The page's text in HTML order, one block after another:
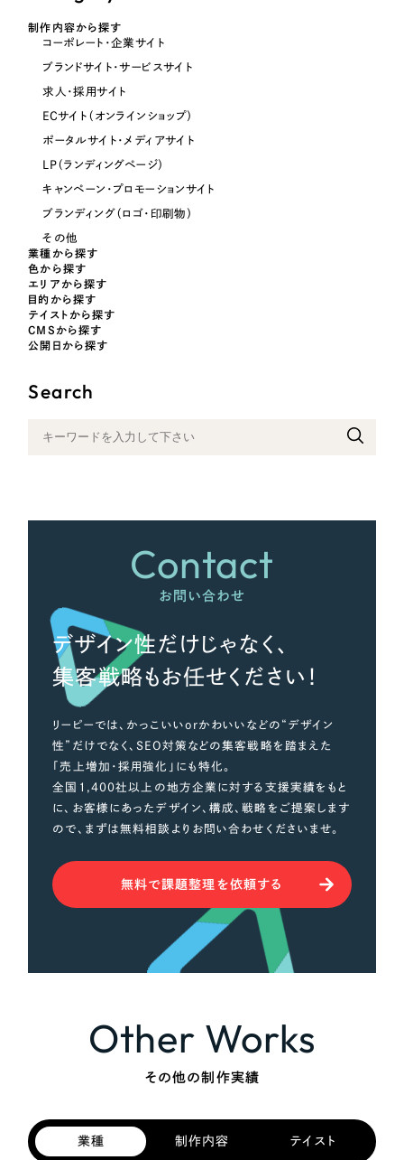
オレンジ・橙色
イエロー・黄色
ピンク・桃色
カラフル・多色
制作内容から探す
コーポレート・企業サイト
ブランドサイト・サービスサイト
求人・採用サイト
ECサイト（オンラインショップ）
ポータルサイト・メディアサイト
LP（ランディングページ）
キャンペーン・プロモーションサイト
ブランディング（ロゴ・印刷物）
その他
業種から探す
色から探す
エリアから探す
目的から探す
テイストから探す
CMSから探す
公開日から探す
Search
Contact
お問い合わせ
デザイン性だけじゃなく、
集客戦略もお任せください！
リーピーでは、かっこいいorかわいいなどの“デザイン
性”だけでなく、SEO対策などの集客戦略を踏まえた
「売上増加・採用強化」にも特化。
全国1,400社以上の地方企業に対する支援実績をもと
に、お客様にあったデザイン、構成、戦略をご提案します
ので、まずは無料相談よりお問い合わせくださいませ。
無料で課題整理を依頼する
Other Works
その他の制作実績
業種 制作内容 テイスト